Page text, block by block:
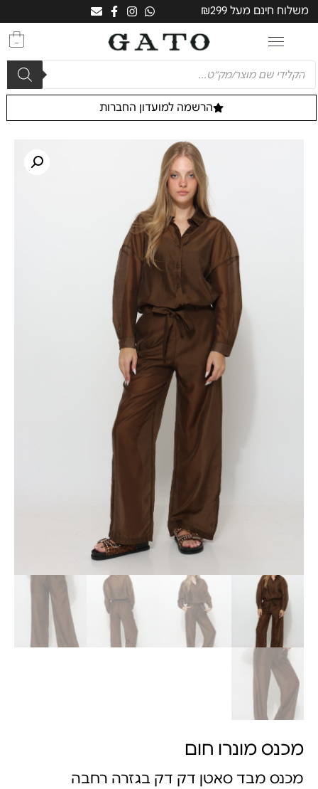
משלוח חינם מעל ₪299
0
הרשמה למועדון החברות
מכנס מונרו חום
מכנס מבד סאטן דק דק בגזרה רחבה